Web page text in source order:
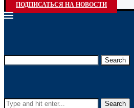
ПОДПИСАТЬСЯ НА НОВОСТИ
Search
Search